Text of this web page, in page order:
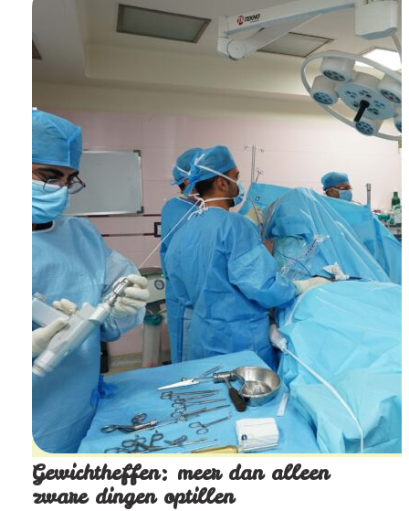
Gewichtheffen: meer dan alleen
zware dingen optillen